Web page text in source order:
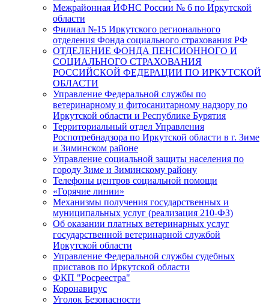
Межрайонная ИФНС России № 6 по Иркутской
области
Филиал №15 Иркутского регионального
отделения Фонда социального страхования РФ
ОТДЕЛЕНИЕ ФОНДА ПЕНСИОННОГО И
СОЦИАЛЬНОГО СТРАХОВАНИЯ
РОССИЙСКОЙ ФЕДЕРАЦИИ ПО ИРКУТСКОЙ
ОБЛАСТИ
Управление Федеральной службы по
ветеринарному и фитосанитарному надзору по
Иркутской области и Республике Бурятия
Территориальный отдел Управления
Роспотребнадзора по Иркутской области в г. Зиме
и Зиминском районе
Управление социальной защиты населения по
городу Зиме и Зиминскому району
Телефоны центров социальной помощи
«Горячие линии»
Механизмы получения государственных и
муниципальных услуг (реализация 210-ФЗ)
Об оказании платных ветеринарных услуг
государственной ветеринарной службой
Иркутской области
Управление Федеральной службы судебных
приставов по Иркутской области
ФКП "Росреестра"
Коронавирус
Уголок Безопасности